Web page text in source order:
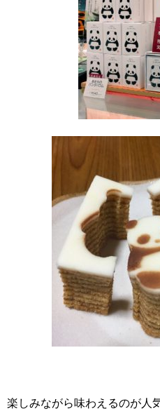
楽しみながら味わえるのが人